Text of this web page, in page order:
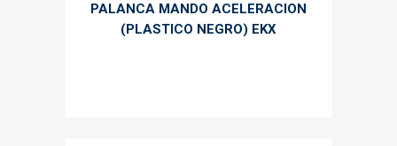
PALANCA MANDO ACELERACION
(PLASTICO NEGRO) EKX